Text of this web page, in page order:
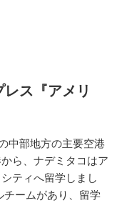
レス『アメリ
中部地方の主要空港
ら、ナデミタコはア
ティへ留学しまし
チームがあり、留学